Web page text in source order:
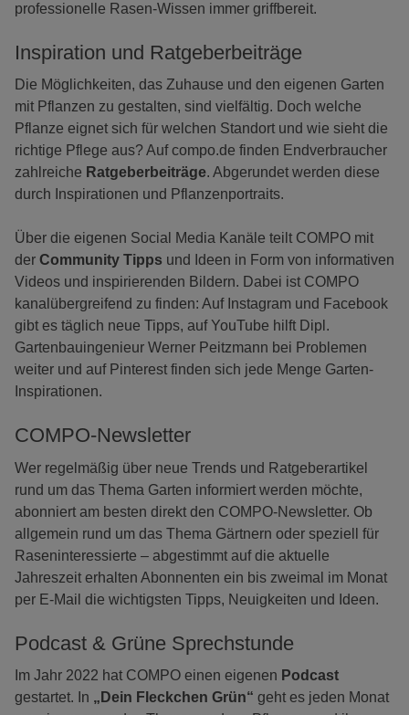
professionelle Rasen-Wissen immer griffbereit.
Inspiration und Ratgeberbeiträge
Die Möglichkeiten, das Zuhause und den eigenen Garten
mit Pflanzen zu gestalten, sind vielfältig. Doch welche
Pflanze eignet sich für welchen Standort und wie sieht die
richtige Pflege aus? Auf compo.de finden Endverbraucher
zahlreiche Ratgeberbeiträge. Abgerundet werden diese
durch Inspirationen und Pflanzenportraits.
Über die eigenen Social Media Kanäle teilt COMPO mit
der Community Tipps und Ideen in Form von informativen
Videos und inspirierenden Bildern. Dabei ist COMPO
kanalübergreifend zu finden: Auf Instagram und Facebook
gibt es täglich neue Tipps, auf YouTube hilft Dipl.
Gartenbauingenieur Werner Peitzmann bei Problemen
weiter und auf Pinterest finden sich jede Menge Garten-
Inspirationen.
COMPO-Newsletter
Wer regelmäßig über neue Trends und Ratgeberartikel
rund um das Thema Garten informiert werden möchte,
abonniert am besten direkt den COMPO-Newsletter. Ob
allgemein rund um das Thema Gärtnern oder speziell für
Raseninteressierte – abgestimmt auf die aktuelle
Jahreszeit erhalten Abonnenten ein bis zweimal im Monat
per E-Mail die wichtigsten Tipps, Neuigkeiten und Ideen.
Podcast & Grüne Sprechstunde
Im Jahr 2022 hat COMPO einen eigenen Podcast
gestartet. In „Dein Fleckchen Grün“ geht es jeden Monat